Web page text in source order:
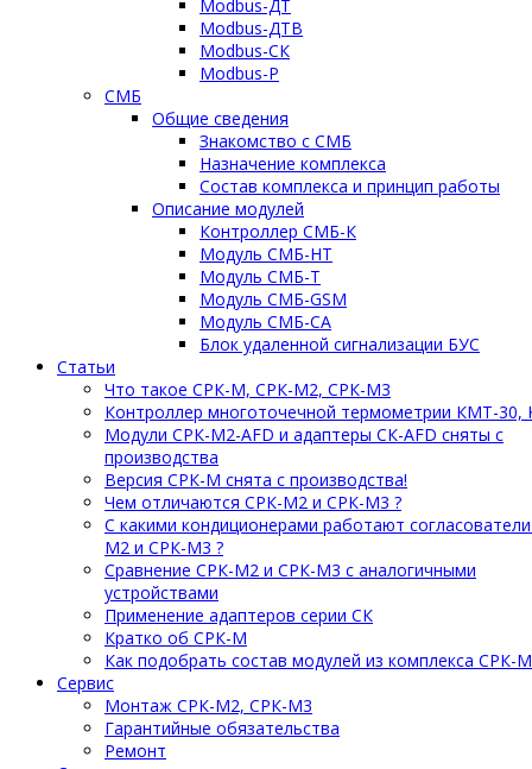
Modbus-ДТ
Modbus-ДТВ
Modbus-СК
Modbus-Р
СМБ
Общие сведения
Знакомство с СМБ
Назначение комплекса
Состав комплекса и принцип работы
Описание модулей
Контроллер СМБ-К
Модуль СМБ-НТ
Модуль СМБ-Т
Модуль СМБ-GSM
Модуль СМБ-СА
Блок удаленной сигнализации БУС
Статьи
Что такое СРК-М, СРК-М2, СРК-М3
Контроллер многоточечной термометрии КМТ-
Модули СРК-М2-AFD и адаптеры СК-AFD сняты с
производства
Версия СРК-М снята с производства!
Чем отличаются СРК-М2 и СРК-М3 ?
С какими кондиционерами работают
М2 и СРК-М3 ?
Сравнение СРК-М2 и СРК-М3 с аналогичными
устройствами
Применение адаптеров серии СК
Кратко об СРК-М
Как подобрать состав модулей из комплекса СРК-
Сервис
Монтаж СРК-М2, СРК-М3
Гарантийные обязательства
Ремонт